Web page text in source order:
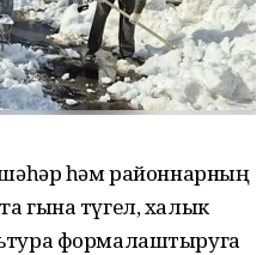
һәм районнарның
гына түгел, халык
формалаштыруга